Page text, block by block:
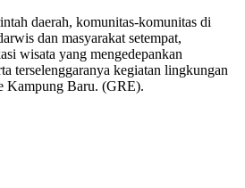
daerah, komunitas-komunitas di
dan masyarakat setempat,
wisata yang mengedepankan
terselenggaranya kegiatan lingkungan
Kampung Baru. (GRE).